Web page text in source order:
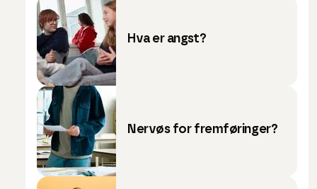
Hva er angst?
Nervøs for fremføringer?